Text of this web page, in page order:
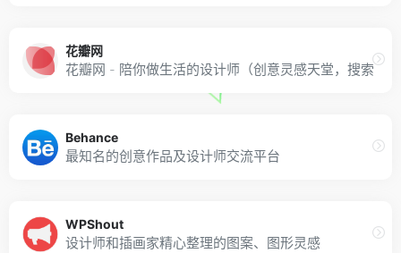
花瓣网
花瓣网 - 陪你做生活的设计师（创意灵感天堂，搜索、
Behance
最知名的创意作品及设计师交流平台
WPShout
设计师和插画家精心整理的图案、图形灵感